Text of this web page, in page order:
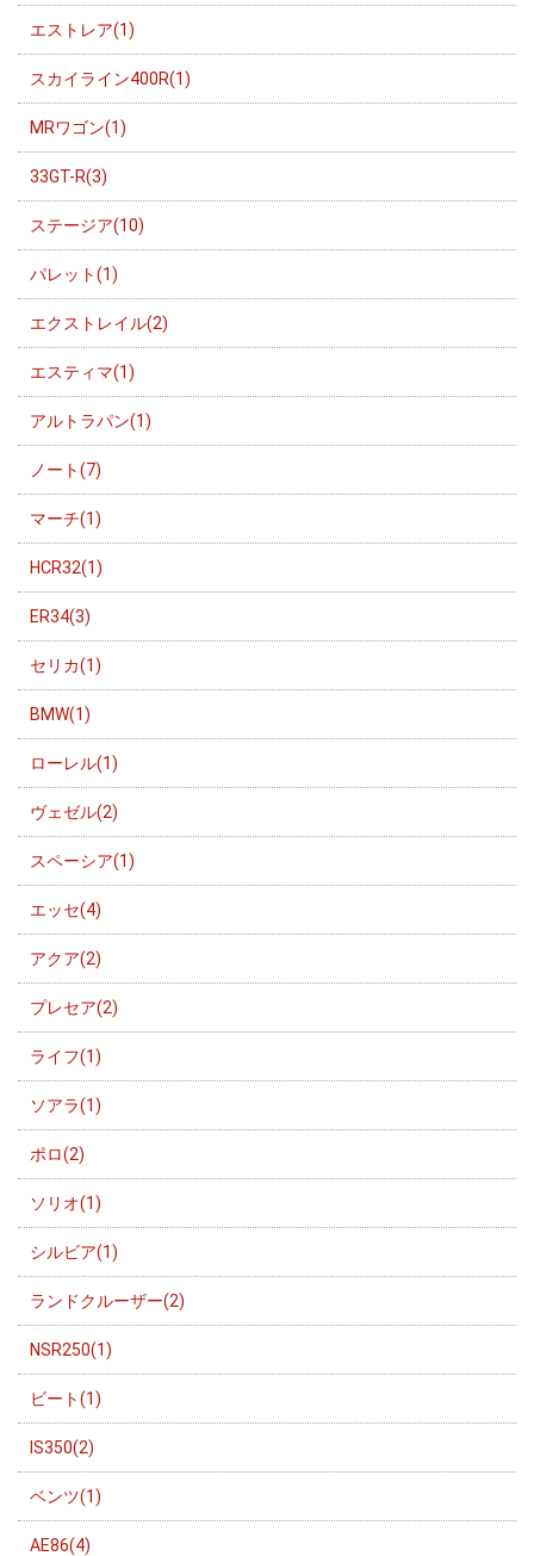
エストレア(1)
スカイライン400R(1)
MRワゴン(1)
33GT-R(3)
ステージア(10)
パレット(1)
エクストレイル(2)
エスティマ(1)
アルトラパン(1)
ノート(7)
マーチ(1)
HCR32(1)
ER34(3)
セリカ(1)
BMW(1)
ローレル(1)
ヴェゼル(2)
スペーシア(1)
エッセ(4)
アクア(2)
プレセア(2)
ライフ(1)
ソアラ(1)
ポロ(2)
ソリオ(1)
シルビア(1)
ランドクルーザー(2)
NSR250(1)
ビート(1)
IS350(2)
ベンツ(1)
AE86(4)